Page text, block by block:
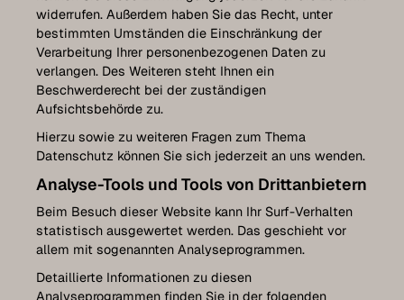
widerrufen. Außerdem haben Sie das Recht, unter
bestimmten Umständen die Einschränkung der
Verarbeitung Ihrer personenbezogenen Daten zu
verlangen. Des Weiteren steht Ihnen ein
Beschwerderecht bei der zuständigen
Aufsichtsbehörde zu.
Hierzu sowie zu weiteren Fragen zum Thema
Datenschutz können Sie sich jederzeit an uns wenden.
Analyse-Tools und Tools von Dritt­anbietern
Beim Besuch dieser Website kann Ihr Surf-Verhalten
statistisch ausgewertet werden. Das geschieht vor
allem mit sogenannten Analyseprogrammen.
Detaillierte Informationen zu diesen
Analyseprogrammen finden Sie in der folgenden